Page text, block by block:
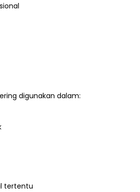
digunakan dalam:
tertentu